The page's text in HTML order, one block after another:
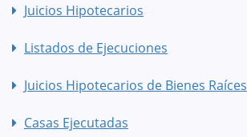
Juicios Hipotecarios
Listados de Ejecuciones
Juicios Hipotecarios de Bienes Raíces
Casas Ejecutadas